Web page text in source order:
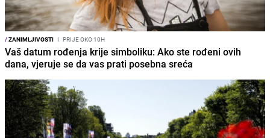
/ZANIMLJIVOSTI I PRIJE OKO 10H
Vaš datum rođenja krije simboliku: Ako ste rođeni ovih
dana, vjeruje se da vas prati posebna sreća